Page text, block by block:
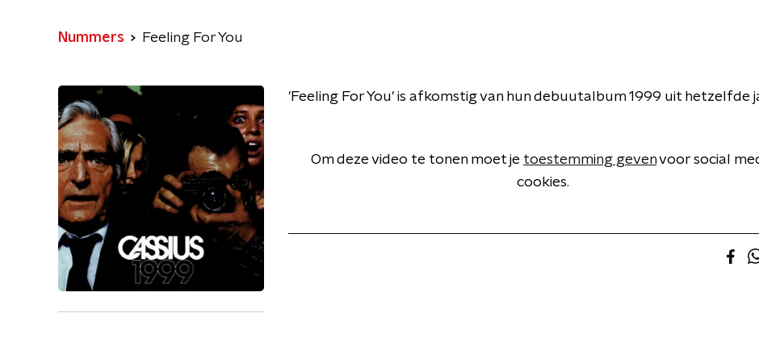
Nummers Feeling For You
'Feeling For You' is afkomstig van hun debuutalbum 1999 uit hetzelfde
Om deze video te tonen moet je toestemming gevenvoor social
cookies.